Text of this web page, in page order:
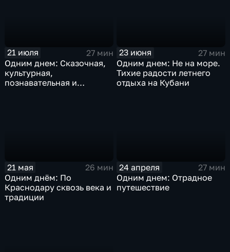
21 июля
27 мин
Одним днем: Сказочная,
культурная,
познавательная и
23 июня
27 мин
Одним днем: Не на море.
Тихие радости летнего
отдыха на Кубани
21 мая
26 мин
Одним днём: По
Краснодару сквозь века и
традиции
24 апреля
27 мин
Одним днем: Отрадное
путешествие